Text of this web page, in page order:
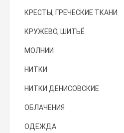
КРЕСТЫ, ГРЕЧЕСКИЕ ТКАНИ
КРУЖЕВО, ШИТЬЁ
МОЛНИИ
НИТКИ
НИТКИ ДЕНИСОВСКИЕ
ОБЛАЧЕНИЯ
ОДЕЖДА